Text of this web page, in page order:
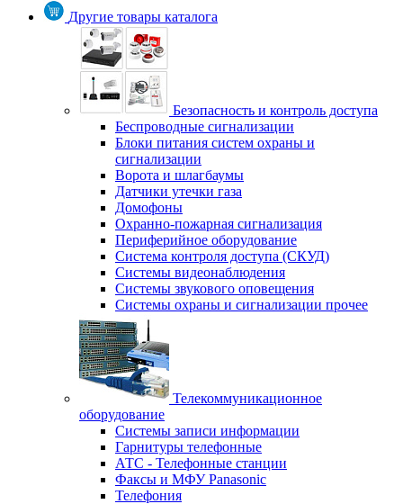
Другие товары каталога
Безопасность и контроль доступа
Беспроводные сигнализации
Блоки питания систем охраны и
сигнализации
Ворота и шлагбаумы
Датчики утечки газа
Домофоны
Охранно-пожарная сигнализация
Периферийное оборудование
Система контроля доступа (СКУД)
Системы видеонаблюдения
Системы звукового оповещения
Системы охраны и сигнализации прочее
Телекоммуникационное
оборудование
Системы записи информации
Гарнитуры телефонные
АТС - Телефонные станции
Факсы и МФУ Panasonic
Телефония